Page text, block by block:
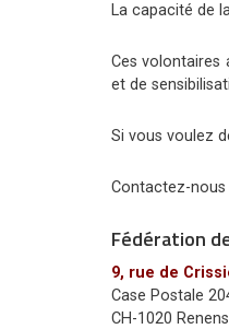
La capacité de
Ces volontaires
et de
Si vous voulez
Contactez-nous
Fédération
9, rue de
Case Postale
CH-1020